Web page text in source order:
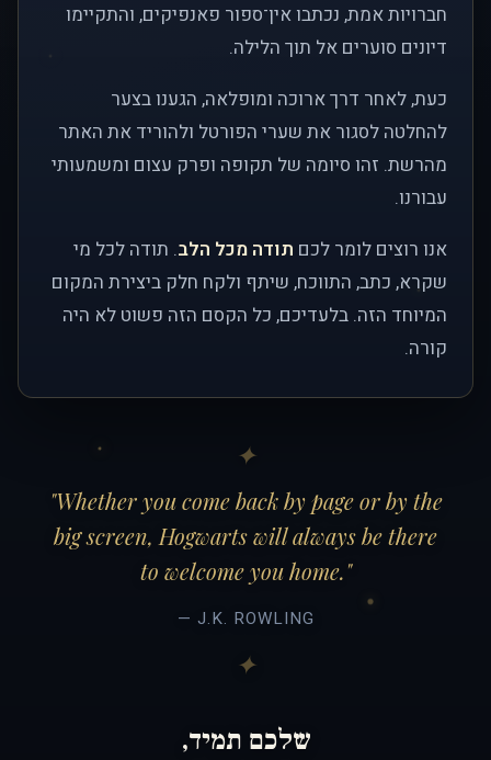
חברויות אמת, נכתבו אין־ספור פאנפיקים, והתקיימו
דיונים סוערים אל תוך הלילה.
כעת, לאחר דרך ארוכה ומופלאה, הגענו בצער
להחלטה לסגור את שערי הפורטל ולהוריד את האתר
מהרשת. זהו סיומה של תקופה ופרק עצום ומשמעותי
עבורנו.
אנו רוצים לומר לכם תודה מכל הלב. תודה לכל מי
שקרא, כתב, התווכח, שיתף ולקח חלק ביצירת המקום
המיוחד הזה. בלעדיכם, כל הקסם הזה פשוט לא היה
קורה.
"Whether you come back by page or by the
big screen, Hogwarts will always be there
to welcome you home."
— J.K. ROWLING
שלכם תמיד,